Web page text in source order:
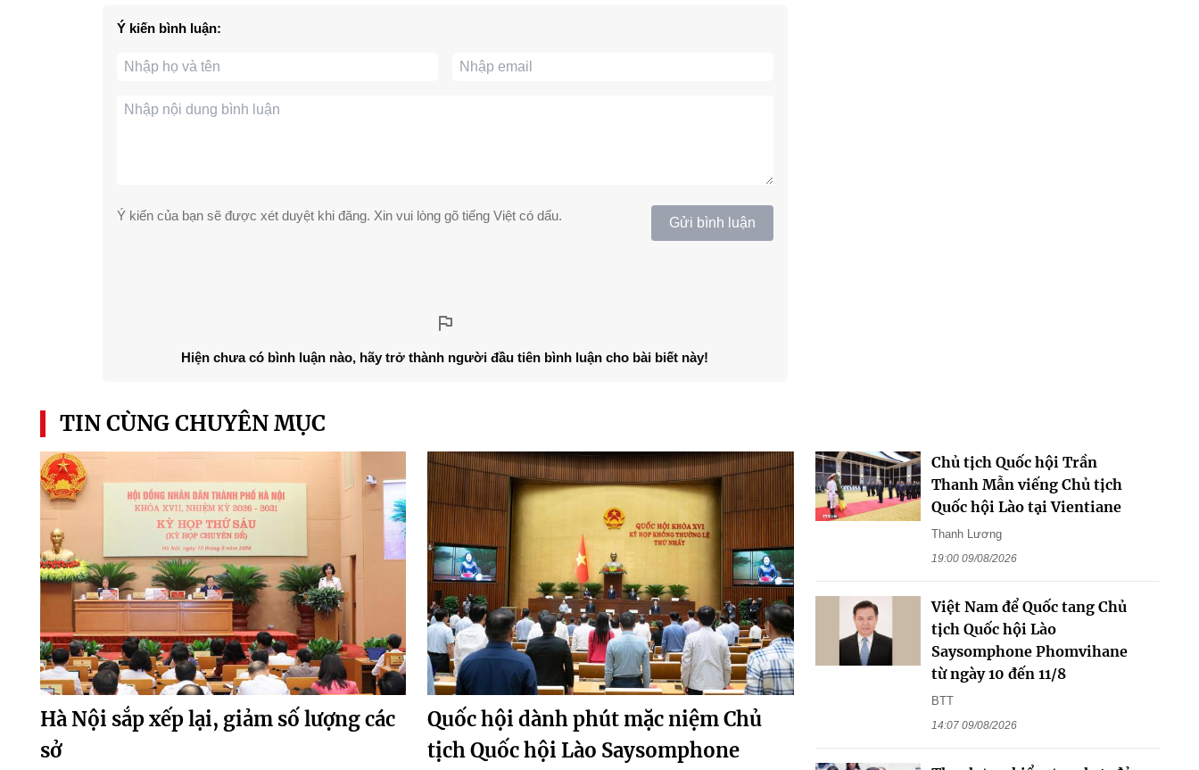
Ý kiến bình luận:
Ý kiến của bạn sẽ được xét duyệt khi đăng. Xin vui lòng gõ tiếng Việt có dấu. Gửi bình luận
Hiện chưa có bình luận nào, hãy trở thành người đầu tiên bình luận cho bài biết này!
TIN CÙNG CHUYÊN MỤC
Hà Nội sắp xếp lại, giảm số lượng các
sở
Quốc hội dành phút mặc niệm Chủ
tịch Quốc hội Lào Saysomphone
Chủ tịch Quốc hội Trần
Thanh Mẫn viếng Chủ tịch
Quốc hội Lào tại Vientiane
Thanh Lương
19:00 09/08/2026
Việt Nam để Quốc tang Chủ
tịch Quốc hội Lào
Saysomphone Phomvihane
từ ngày 10 đến 11/8
BTT
14:07 09/08/2026